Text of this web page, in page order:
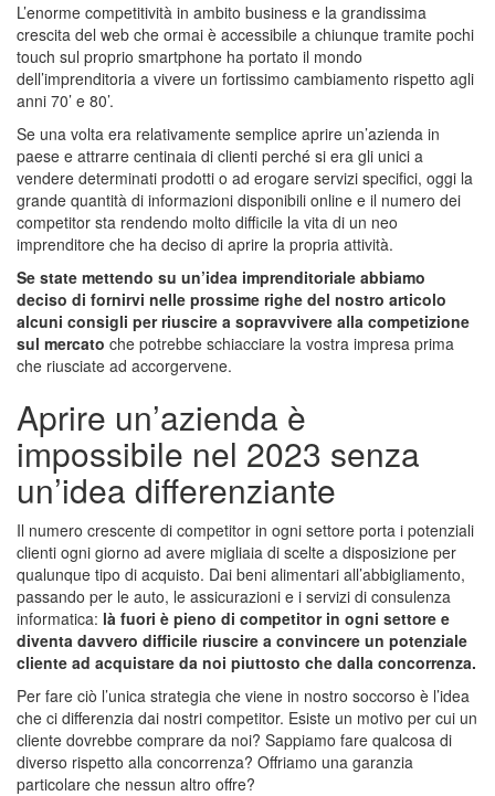
L’enorme competitività in ambito business e la grandissima
crescita del web che ormai è accessibile a chiunque tramite pochi
touch sul proprio smartphone ha portato il mondo
dell’imprenditoria a vivere un fortissimo cambiamento rispetto agli
anni 70’ e 80’.
Se una volta era relativamente semplice aprire un’azienda in
paese e attrarre centinaia di clienti perché si era gli unici a
vendere determinati prodotti o ad erogare servizi specifici, oggi la
grande quantità di informazioni disponibili online e il numero dei
competitor sta rendendo molto difficile la vita di un neo
imprenditore che ha deciso di aprire la propria attività.
Se state mettendo su un’idea imprenditoriale abbiamo
deciso di fornirvi nelle prossime righe del nostro articolo
alcuni consigli per riuscire a sopravvivere alla competizione
sul mercato che potrebbe schiacciare la vostra impresa prima
che riusciate ad accorgervene.
Aprire un’azienda è
impossibile nel 2023 senza
un’idea differenziante
Il numero crescente di competitor in ogni settore porta i potenziali
clienti ogni giorno ad avere migliaia di scelte a disposizione per
qualunque tipo di acquisto. Dai beni alimentari all’abbigliamento,
passando per le auto, le assicurazioni e i servizi di consulenza
informatica: là fuori è pieno di competitor in ogni settore e
diventa davvero difficile riuscire a convincere un potenziale
cliente ad acquistare da noi piuttosto che dalla concorrenza.
Per fare ciò l’unica strategia che viene in nostro soccorso è l’idea
che ci differenzia dai nostri competitor. Esiste un motivo per cui un
cliente dovrebbe comprare da noi? Sappiamo fare qualcosa di
diverso rispetto alla concorrenza? Offriamo una garanzia
particolare che nessun altro offre?